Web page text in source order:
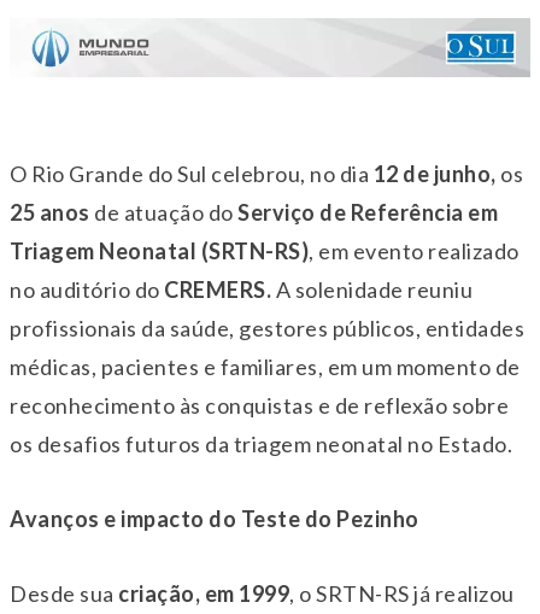
O Rio Grande do Sul celebrou, no dia 12 de junho, os
25 anos de atuação doServiço de Referência em
Triagem Neonatal (SRTN-RS), em evento realizado
no auditório do CREMERS.A solenidade reuniu
profissionais da saúde, gestores públicos, entidades
médicas, pacientes e familiares, em um momento de
reconhecimento às conquistas e de reflexão sobre
os desafios futuros da triagem neonatal no Estado.
Avanços e impacto do Teste do Pezinho
Desde sua criação, em 1999, o SRTN-RS já realizou